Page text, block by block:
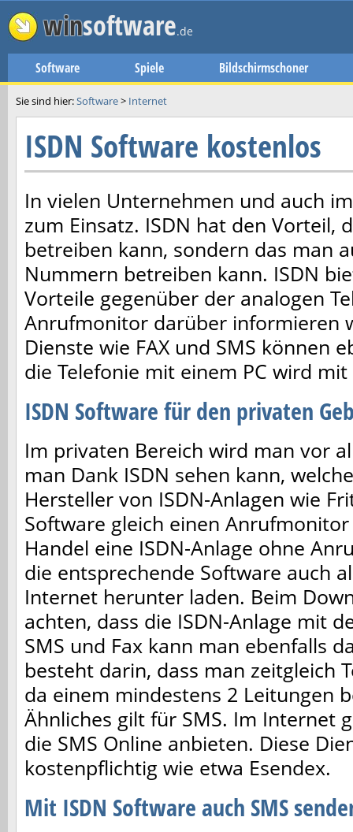
winsoftware.de
Software Spiele Bildschirmschoner
Sie sind hier:Software> Internet
ISDN Software kostenlos
In vielen Unternehmen und auch
zum Einsatz. ISDN hat den Vorteil,
betreiben kann, sondern das man
Nummern betreiben kann. ISDN
Vorteile gegenüber der analogen
Anrufmonitor darüber informieren
Dienste wie FAX und SMS können
die Telefonie mit einem PC wird
ISDN Software für den privaten
Im privaten Bereich wird man vor
man Dank ISDN sehen kann,
Hersteller von ISDN-Anlagen wie
Software gleich einen
Handel eine ISDN-Anlage ohne
die entsprechende Software auch
Internet herunter laden. Beim
achten, dass die ISDN-Anlage mit
SMS und Fax kann man ebenfalls
besteht darin, dass man zeitgleich
da einem mindestens 2 Leitungen
Ähnliches gilt für SMS. Im Internet
die SMS Online anbieten. Diese
kostenpflichtig wie etwa Esendex.
Mit ISDN Software auch SMS